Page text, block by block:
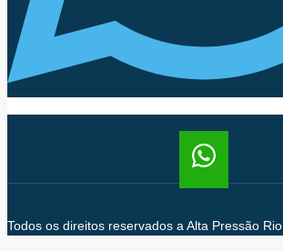
Todos os direitos reservados a Alta Pressão Rio